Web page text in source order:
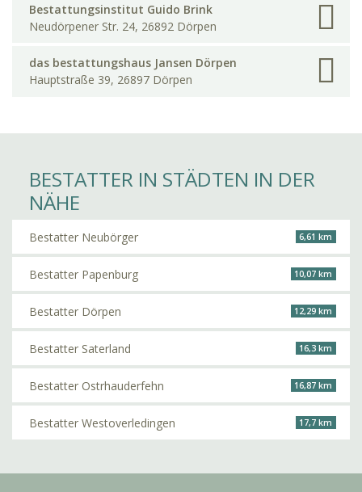
Bestattungsinstitut Guido Brink
Neudörpener Str. 24, 26892 Dörpen
das bestattungshaus Jansen Dörpen
Hauptstraße 39, 26897 Dörpen
BESTATTER IN STÄDTEN IN DER
NÄHE
Bestatter Neubörger 6,61 km
Bestatter Papenburg 10,07 km
Bestatter Dörpen 12,29 km
Bestatter Saterland 16,3 km
Bestatter Ostrhauderfehn 16,87 km
Bestatter Westoverledingen 17,7 km